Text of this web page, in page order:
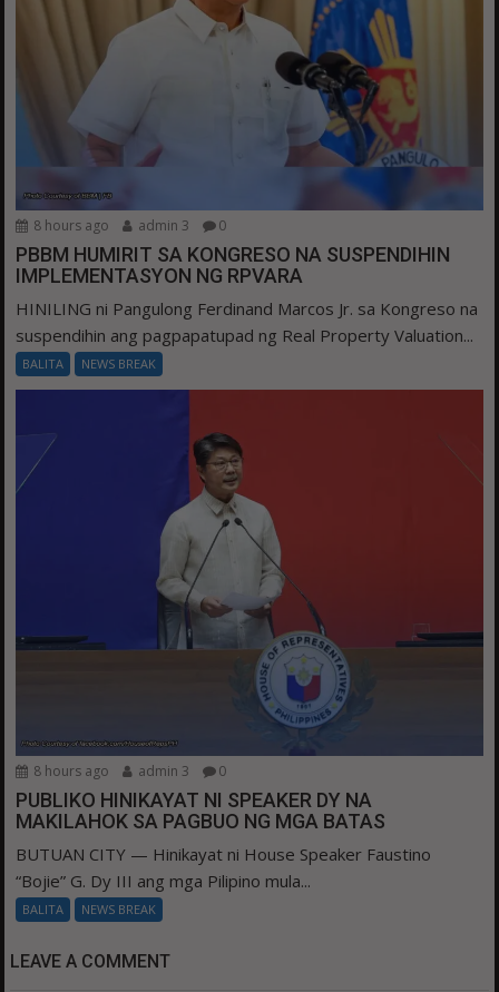
8 hours ago admin 3 0
PBBM HUMIRIT SA KONGRESO NA SUSPENDIHIN
IMPLEMENTASYON NG RPVARA
HINILING ni Pangulong Ferdinand Marcos Jr. sa Kongreso na
suspendihin ang pagpapatupad ng Real Property Valuation...
BALITA NEWS BREAK
8 hours ago admin 3 0
PUBLIKO HINIKAYAT NI SPEAKER DY NA
MAKILAHOK SA PAGBUO NG MGA BATAS
BUTUAN CITY — Hinikayat ni House Speaker Faustino
“Bojie” G. Dy III ang mga Pilipino mula...
BALITA NEWS BREAK
LEAVE A COMMENT